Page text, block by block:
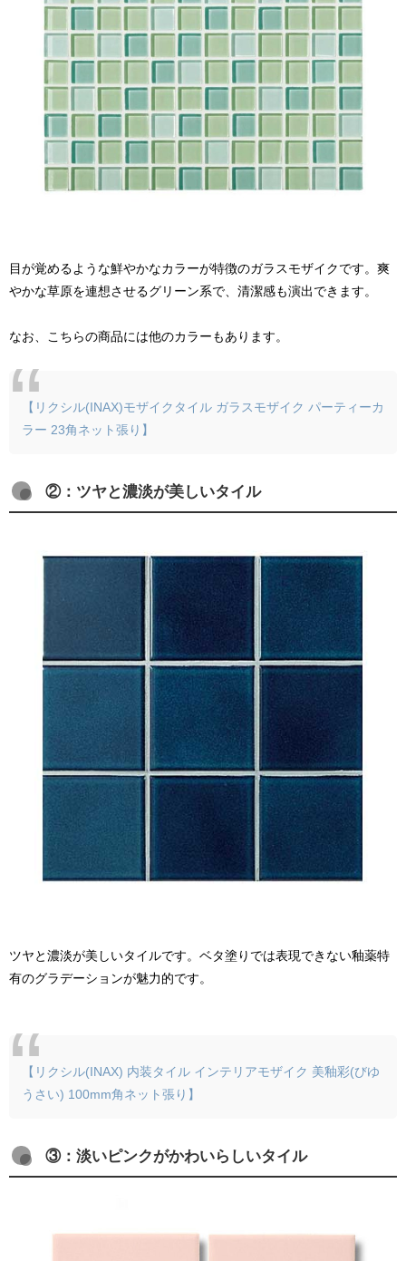
目が覚めるような鮮やかなカラーが特徴のガラスモザイクです。爽
やかな草原を連想させるグリーン系で、清潔感も演出できます。
なお、こちらの商品には他のカラーもあります。
【リクシル(INAX)モザイクタイル ガラスモザイク パーティーカ
ラー 23角ネット張り】
②：ツヤと濃淡が美しいタイル
ツヤと濃淡が美しいタイルです。ベタ塗りでは表現できない釉薬特
有のグラデーションが魅力的です。
【リクシル(INAX) 内装タイル インテリアモザイク 美釉彩(びゆ
うさい) 100mm角ネット張り】
③：淡いピンクがかわいらしいタイル